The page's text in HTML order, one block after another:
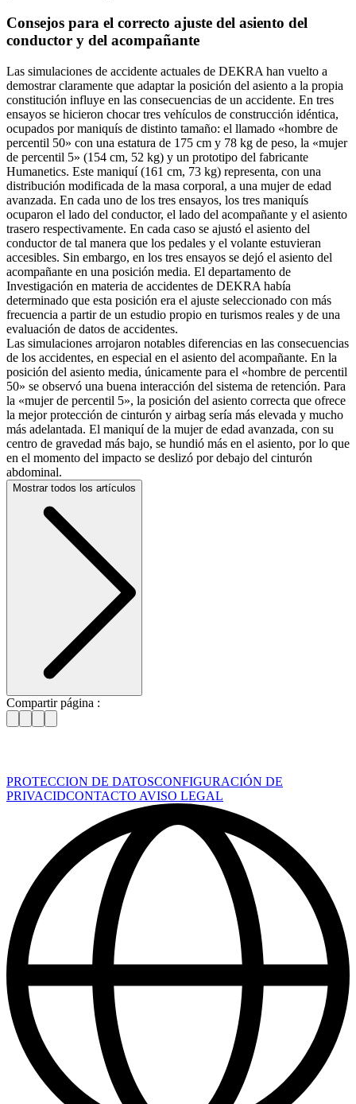
Consejos para el correcto ajuste del asiento del
conductor y del acompañante
Las simulaciones de accidente actuales de DEKRA han vuelto a
demostrar claramente que adaptar la posición del asiento a la propia
constitución influye en las consecuencias de un accidente. En tres
ensayos se hicieron chocar tres vehículos de construcción idéntica,
ocupados por maniquís de distinto tamaño: el llamado «hombre de
percentil 50» con una estatura de 175 cm y 78 kg de peso, la «mujer
de percentil 5» (154 cm, 52 kg) y un prototipo del fabricante
Humanetics. Este maniquí (161 cm, 73 kg) representa, con una
distribución modificada de la masa corporal, a una mujer de edad
avanzada. En cada uno de los tres ensayos, los tres maniquís
ocuparon el lado del conductor, el lado del acompañante y el asiento
trasero respectivamente. En cada caso se ajustó el asiento del
conductor de tal manera que los pedales y el volante estuvieran
accesibles. Sin embargo, en los tres ensayos se dejó el asiento del
acompañante en una posición media. El departamento de
Investigación en materia de accidentes de DEKRA había
determinado que esta posición era el ajuste seleccionado con más
frecuencia a partir de un estudio propio en turismos reales y de una
evaluación de datos de accidentes.
Las simulaciones arrojaron notables diferencias en las consecuencias
de los accidentes, en especial en el asiento del acompañante. En la
posición del asiento media, únicamente para el «hombre de percentil
50» se observó una buena interacción del sistema de retención. Para
la «mujer de percentil 5», la posición del asiento correcta que ofrece
la mejor protección de cinturón y airbag sería más elevada y mucho
más adelantada. El maniquí de la mujer de edad avanzada, con su
centro de gravedad más bajo, se hundió más en el asiento, por lo que
en el momento del impacto se deslizó por debajo del cinturón
abdominal.
Mostrar todos los artículos
Compartir página :
PROTECCION DE DATOSCONFIGURACIÓN DE
PRIVACIDCONTACTO AVISO LEGAL